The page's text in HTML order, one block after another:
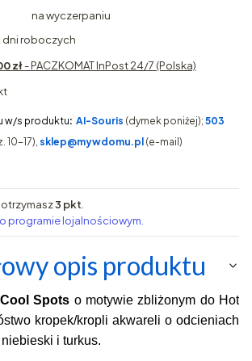
na wyczerpaniu
dni roboczych
zł- PACZKOMAT InPost 24/7 (Polska)
w/s produktu: AI-Souris (dymek poniżej); 503
10-17), sklep@mywdomu.pl (e-mail)
3 pkt
programie lojalnościowym.
opis produktu
Cool Spots o motywie zbliżonym do Hot
kropek/kropli akwareli o odcieniach
i turkus.